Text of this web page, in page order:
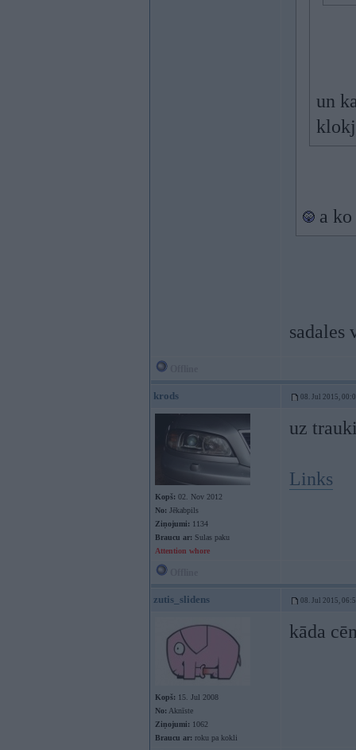
un
a
sadales
krods 08. Jul 2015,
Kopš: 02. Nov 2012
No: Jēkabpils
Ziņojumi: 1134
Braucu ar: Sulas paku
Attention whore
uz
Links
zutis_slidens 08. Jul 2015,
Kopš: 15. Jul 2008
No: Aknīste
Ziņojumi: 1062
Braucu ar: roku pa kokli
kāda